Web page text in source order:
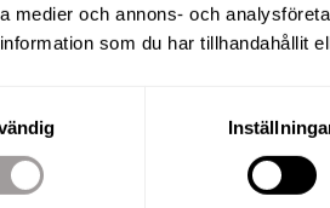
medier och annons- och
som du har tillhandahållit
Friköpt